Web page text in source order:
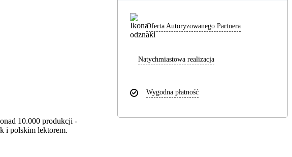
10.000 produkcji -
i polskim lektorem.
Oferta Autoryzowanego Partnera
Natychmiastowa realizacja
Wygodna płatność